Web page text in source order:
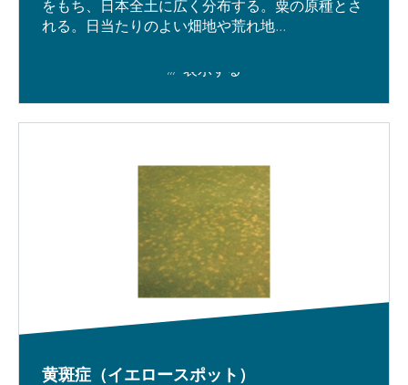
をもち、日本全土に広く分布する。粟の原種とさ
れる。日当たりのよい畑地や荒れ地...
表示する
黄斑症（イエロースポット）